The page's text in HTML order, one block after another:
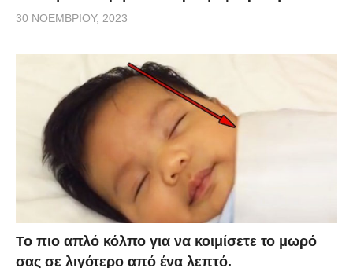
30 ΝΟΕΜΒΡΊΟΥ, 2023
Το πιο απλό κόλπο για να κοιμίσετε το μωρό
σας σε λιγότερο από ένα λεπτό.